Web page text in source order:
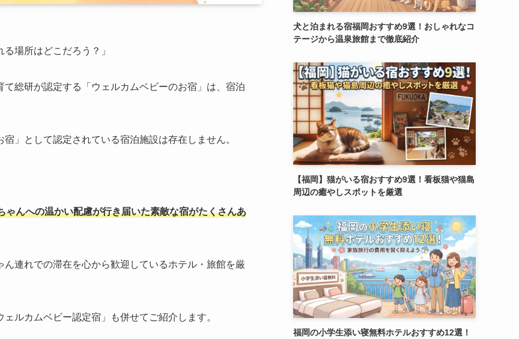
場所はどこだろう？」
総研が認定する「ウェルカムベビーのお宿」は、宿泊
」として認定されている宿泊施設は存在しません。
んへの温かい配慮が行き届いた素敵な宿がたくさんあ
連れでの滞在を心から歓迎しているホテル・旅館を厳
ルカムベビー認定宿」も併せてご紹介します。
犬と泊まれる宿福岡おすすめ9選！おしゃれなコ
テージから温泉旅館まで徹底紹介
【福岡】猫がいる宿おすすめ9選！看板猫や猫島
周辺の癒やしスポットを厳選
福岡の小学生添い寝無料ホテルおすすめ12選！